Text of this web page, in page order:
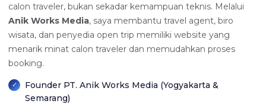
calon traveler, bukan sekadar kemampuan teknis. Melalui
Anik Works Media, saya membantu travel agent, biro
wisata, dan penyedia open trip memiliki website yang
menarik minat calon traveler dan memudahkan proses
booking.
Founder PT. Anik Works Media (Yogyakarta &
Semarang)